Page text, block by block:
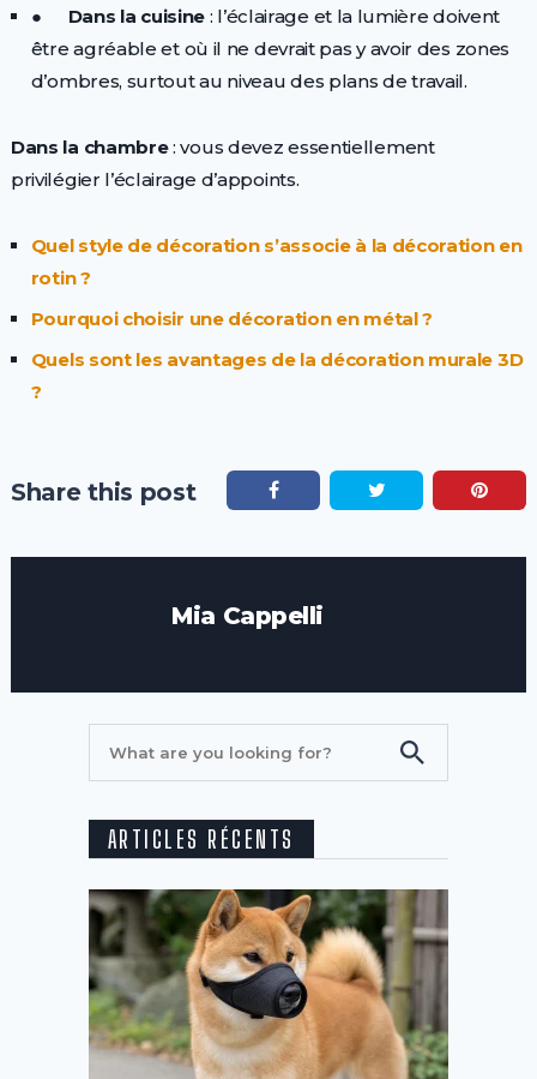
● Dans la cuisine : l’éclairage et la lumière doivent
être agréable et où il ne devrait pas y avoir des zones
d’ombres, surtout au niveau des plans de travail.
Dans la chambre: vous devez essentiellement
privilégier l’éclairage d’appoints.
Quel style de décoration s’associe à la décoration en
rotin ?
Pourquoi choisir une décoration en métal ?
Quels sont les avantages de la décoration murale 3D
?
Share this post
Mia Cappelli
ARTICLES RÉCENTS